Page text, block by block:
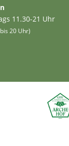
11.30-21 Uhr
20 Uhr)